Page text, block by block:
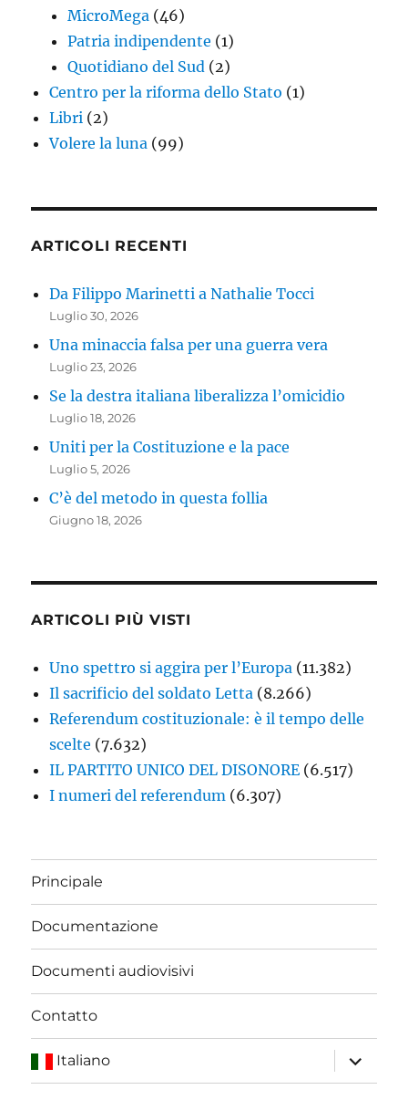
MicroMega (46)
Patria indipendente (1)
Quotidiano del Sud (2)
Centro per la riforma dello Stato (1)
Libri (2)
Volere la luna (99)
ARTICOLI RECENTI
Da Filippo Marinetti a Nathalie Tocci
Luglio 30, 2026
Una minaccia falsa per una guerra vera
Luglio 23, 2026
Se la destra italiana liberalizza l’omicidio
Luglio 18, 2026
Uniti per la Costituzione e la pace
Luglio 5, 2026
C’è del metodo in questa follia
Giugno 18, 2026
ARTICOLI PIÙ VISTI
Uno spettro si aggira per l’Europa (11.382)
Il sacrificio del soldato Letta (8.266)
Referendum costituzionale: è il tempo delle
scelte (7.632)
IL PARTITO UNICO DEL DISONORE (6.517)
I numeri del referendum (6.307)
Principale
Documentazione
Documenti audiovisivi
Contatto
Italiano
apri
i
menu